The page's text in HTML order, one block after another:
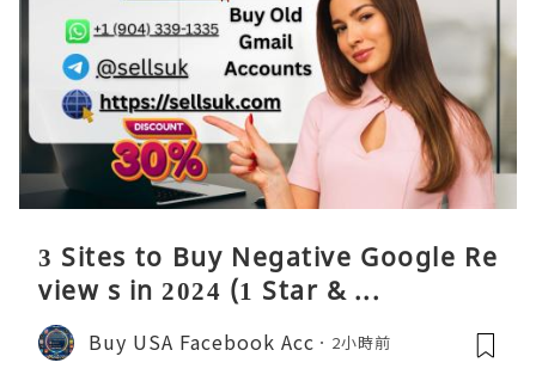
3 Sites to Buy Negative Google Re
view s in 2024 (1 Star & ...
Buy USA Facebook Acc 2小時前